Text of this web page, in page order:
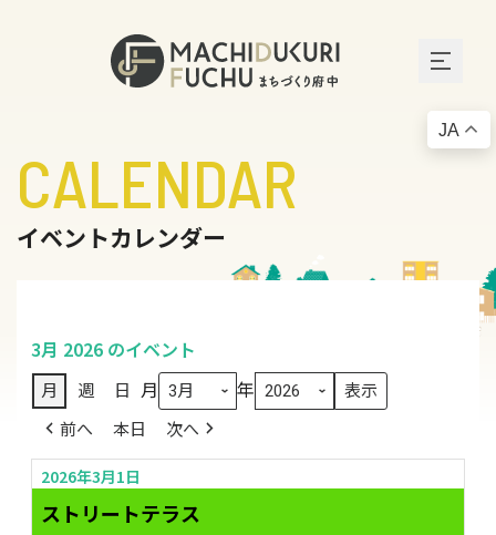
CALENDAR
イベントカレンダー
3月 2026 のイベント
月 週 日 月 年
前へ 本日 次へ
2026年3月1日
ストリートテラス
JA